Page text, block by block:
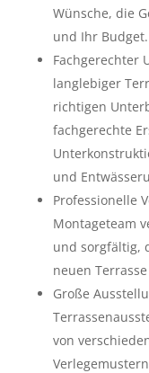
Wünsche, die
und Ihr Budget.
Fachgerechter
langlebiger
richtigen
fachgerechte
und
Professionelle
Montageteam
und sorgfältig,
neuen
Große
von